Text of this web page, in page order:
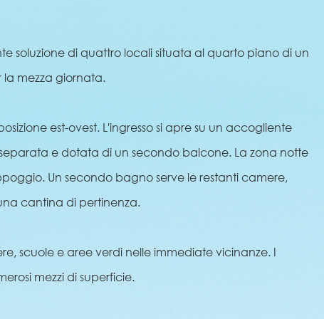
soluzione di quattro locali situata al quarto piano di un
la mezza giornata.
est-ovest. L'ingresso si apre su un accogliente
e dotata di un secondo balcone. La zona notte
Un secondo bagno serve le restanti camere,
cantina di pertinenza.
scuole e aree verdi nelle immediate vicinanze. I
mezzi di superficie.